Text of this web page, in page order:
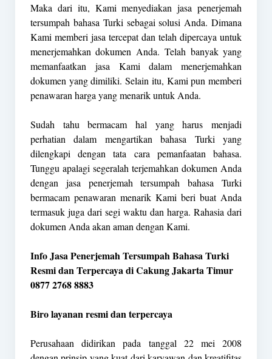
Maka dari itu, Kami menyediakan jasa penerjemah
tersumpah bahasa Turki sebagai solusi Anda. Dimana
Kami memberi jasa tercepat dan telah dipercaya untuk
menerjemahkan dokumen Anda. Telah banyak yang
memanfaatkan jasa Kami dalam menerjemahkan
dokumen yang dimiliki. Selain itu, Kami pun memberi
penawaran harga yang menarik untuk Anda.
Sudah tahu bermacam hal yang harus menjadi
perhatian dalam mengartikan bahasa Turki yang
dilengkapi dengan tata cara pemanfaatan bahasa.
Tunggu apalagi segeralah terjemahkan dokumen Anda
dengan jasa penerjemah tersumpah bahasa Turki
bermacam penawaran menarik Kami beri buat Anda
termasuk juga dari segi waktu dan harga. Rahasia dari
dokumen Anda akan aman dengan Kami.
Info Jasa Penerjemah Tersumpah Bahasa Turki
Resmi dan Terpercaya di Cakung Jakarta Timur
0877 2768 8883
Biro layanan resmi dan terpercaya
Perusahaan didirikan pada tanggal 22 mei 2008